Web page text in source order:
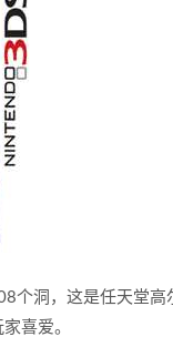
洞，这是任天堂高
喜爱。